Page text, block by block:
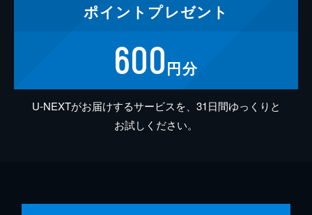
ポイント プレゼント
600円分
U-NEXTがお届けするサービスを、31日間ゆっくりと
お試しください。